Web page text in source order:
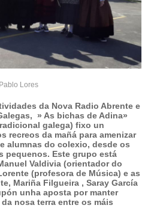
Pablo Lores
da Nova Radio Abrente e
» As bichas de Adina»
galega) fixo un
recreos da mañá para amenizar
alumnas do colexio, desde os
pequenos. Este grupo está
Valdivia (orientador do
(profesora de Música) e as
Mariña Filgueira , Saray García
unha aposta por manter
nosa terra entre os máis